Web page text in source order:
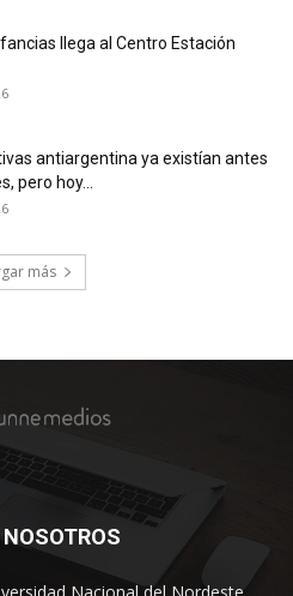
llega al Centro Estación
antiargentina ya existían antes
pero hoy...
más
NOSOTROS